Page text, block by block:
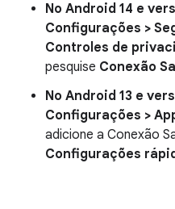
No Android 14 e
Configurações >
Controles de
pesquise Conexão
No Android 13 e
Configurações >
adicione a Conexão
Configurações